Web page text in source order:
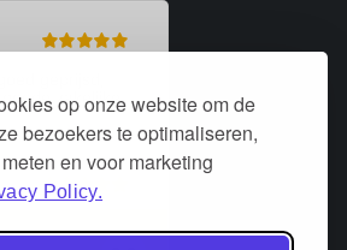
op onze website om de
bezoekers te optimaliseren,
en voor marketing
Policy.